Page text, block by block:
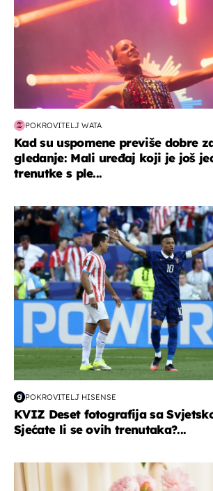
POKROVITELJ WATA
Kad su uspomene previše dobre
gledanje: Mali uređaj koji je još
trenutke s ple...
svjetsko prvenstvo 2026
POKROVITELJ HISENSE
KVIZ Deset fotografija sa
Sjećate li se ovih trenutaka?...
moda & ljepota